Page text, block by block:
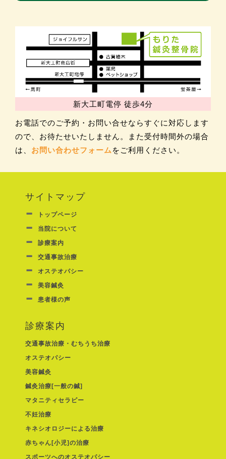
新大工町電停 徒歩4分
お電話でのご予約・お問い合せならすぐに対応します
ので、お待たせいたしません。また受付時間外の場合
は、 お問い合わせフォーム をご利用ください。
サイトマップ
トップページ
当院について
診療案内
交通事故治療
オステオパシー
美容鍼灸
患者様の声
診療案内
交通事故治療・むちうち治療
オステオパシー
美容鍼灸
鍼灸治療[一般の鍼]
マタニティセラピー
不妊治療
キネシオロジーによる治療
赤ちゃん[小児]の治療
スポーツへのオステオパシー